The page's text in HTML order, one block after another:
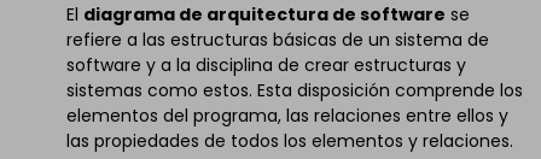
El diagrama de arquitectura de software se
refiere a las estructuras básicas de un sistema de
software y a la disciplina de crear estructuras y
sistemas como estos. Esta disposición comprende los
elementos del programa, las relaciones entre ellos y
las propiedades de todos los elementos y relaciones.